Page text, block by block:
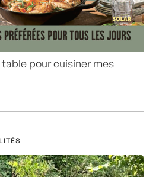
pour cuisiner mes